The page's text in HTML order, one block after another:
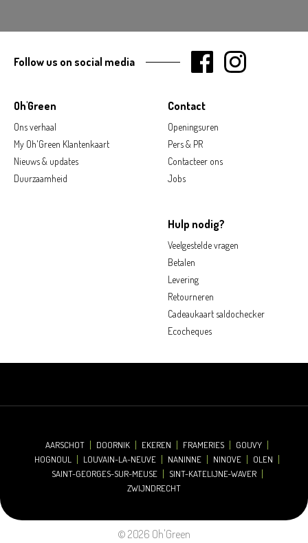
Oh'Green
Ons verhaal
My Oh'Green Klantenkaart
Nieuws & updates
Duurzaamheid
Contact
Openingsuren
Pers & PR
Contacteer ons
Jobs
Hulp nodig?
Veelgestelde vragen
Betalen
Levering
Retourneren
Cadeaukaart saldochecker
Ecocheques
Follow us on social media
AARSCHOT DOORNIK EKEREN FRAMERIES
GOUVY
HOGNOUL
LOUVAIN-LA-NEUVE NANINNE NINOVE
OLEN
SAINT-GEORGES-SUR-MEUSE
SINT-KATELIJNE-WAVER
ZWIJNDRECHT
© 2026 Oh'Green